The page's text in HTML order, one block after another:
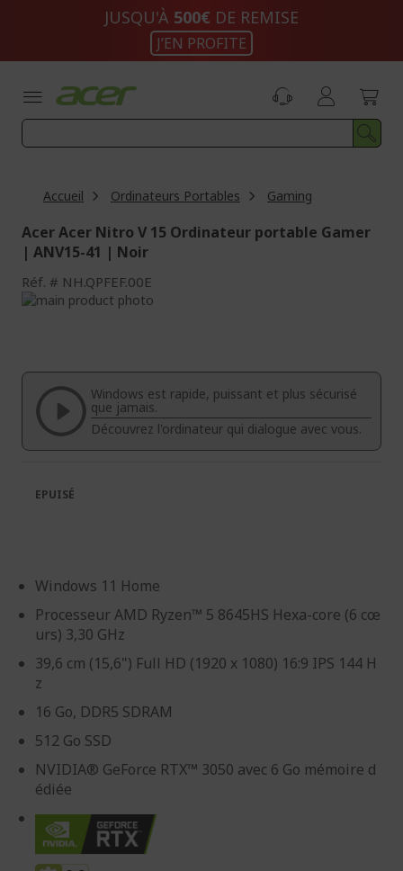
JUSQU'À 500€ DE REMISE
J’EN PROFITE
Accueil Ordinateurs Portables Gaming
Acer Acer Nitro V 15 Ordinateur portable Gamer
| ANV15-41 | Noir
Réf. NH.QPFEF.00E
Passer
de
galerie
d’images
de
Galerie
d’images
Windows est rapide, puissant et plus sécurisé
que jamais.
Découvrez l'ordinateur qui dialogue avec vous.
Windows 11 Home
Processeur AMD Ryzen™ 5 8645HS Hexa-core (6 cœ
urs) 3,30 GHz
39,6 cm (15,6") Full HD (1920 x 1080) 16:9 IPS 144 H
z
16 Go, DDR5 SDRAM
512 Go SSD
NVIDIA® GeForce RTX™ 3050 avec 6 Go mémoire d
édiée
EPUISÉ